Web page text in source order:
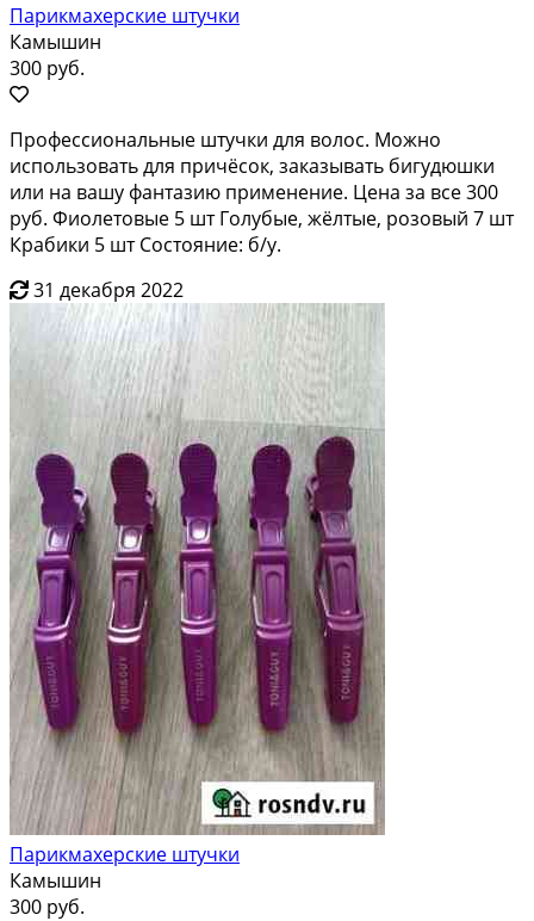
Парикмахерские штучки
Камышин
300 руб.
Профессиональные штучки для волос. Можно
использовать для причёсок, заказывать бигудюшки
или на вашу фантазию применение. Цена за все 300
руб. Фиолетовые 5 шт Голубые, жёлтые, розовый 7 шт
Крабики 5 шт Состояние: б/у.
31 декабря 2022
Парикмахерские штучки
Камышин
300 руб.